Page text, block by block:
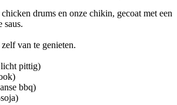
drums en onze chikin, gecoat met een
saus.
van te genieten.
licht pittig)
bbq)